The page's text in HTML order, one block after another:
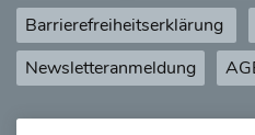
Barrierefreiheitserklärung
Newsletteranmeldung